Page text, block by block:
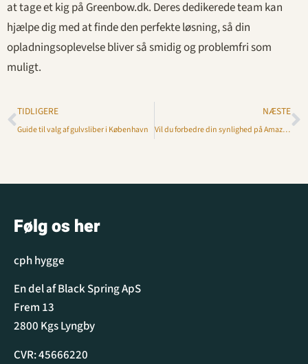
at tage et kig på Greenbow.dk. Deres dedikerede team kan
hjælpe dig med at finde den perfekte løsning, så din
opladningsoplevelse bliver så smidig og problemfri som
muligt.
TIDLIGERE
Guide til valg af gulvsliber i København
NÆSTE
Vil du forbedre din synlighed på Amazon?
Følg os her
cph hygge
En del af Black Spring ApS
Frem 13
2800 Kgs Lyngby
CVR: 45666220